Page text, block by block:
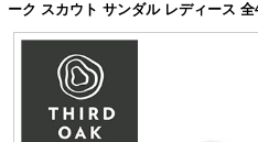
ーク スカウト サンダル レディース